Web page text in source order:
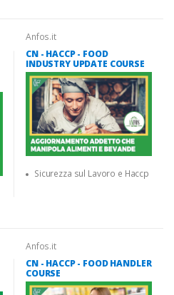
Anfos.it
CN - HACCP - FOOD
INDUSTRY UPDATE COURSE
Sicurezza sul Lavoro e Haccp
Anfos.it
CN - HACCP - FOOD HANDLER
COURSE